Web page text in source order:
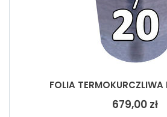
FOLIA
679,00 zł